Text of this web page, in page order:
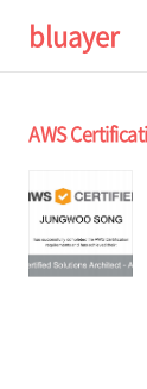
bluayer
AWS